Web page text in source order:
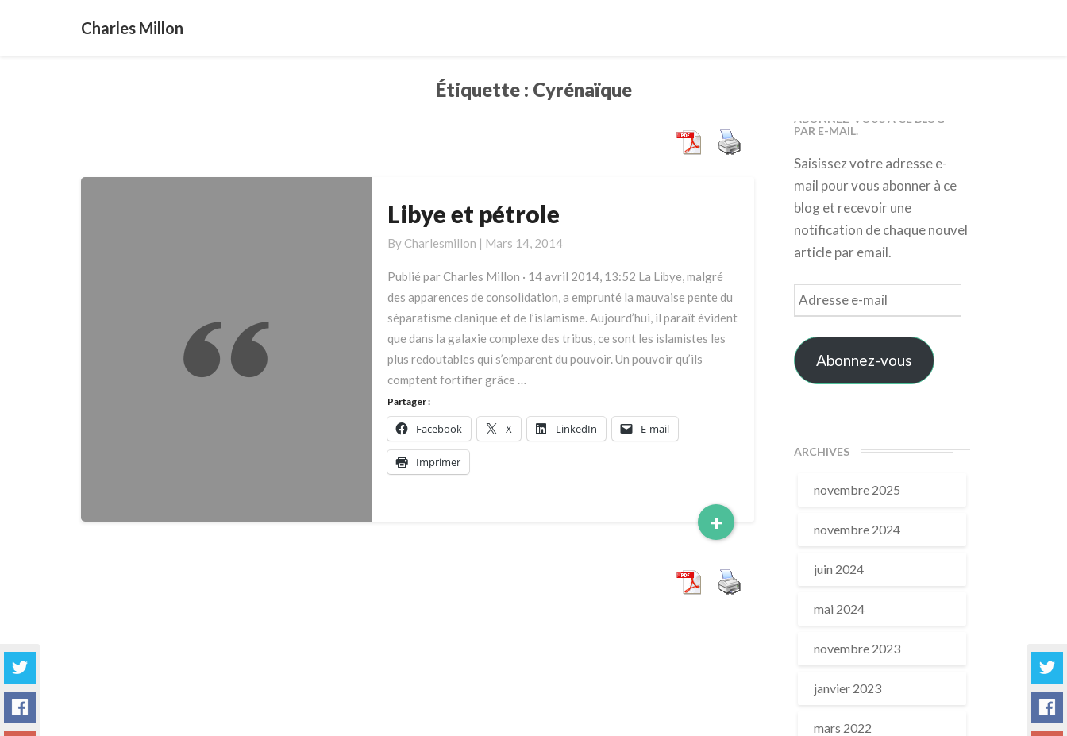
Charles Millon
Étiquette : Cyrénaïque
Libye
pétrole
Libye et pétrole
By Charlesmillon | Mars 14, 2014
Publié par Charles Millon · 14 avril 2014, 13:52 La Libye, malgré
des apparences de consolidation, a emprunté la mauvaise pente du
séparatisme clanique et de l’islamisme. Aujourd’hui, il paraît évident
que dans la galaxie complexe des tribus, ce sont les islamistes les
plus redoutables qui s’emparent du pouvoir. Un pouvoir qu’ils
comptent fortifier grâce …
+Read
More
Partager :
Facebook X LinkedIn E-mail
Imprimer
ABONNEZ-VOUS À CE BLOG
PAR E-MAIL.
Saisissez votre adresse e-
mail pour vous abonner à ce
blog et recevoir une
notification de chaque nouvel
article par email.
Adresse
e-
mail
Abonnez-vous
ARCHIVES
novembre 2025
novembre 2024
juin 2024
mai 2024
novembre 2023
janvier 2023
mars 2022